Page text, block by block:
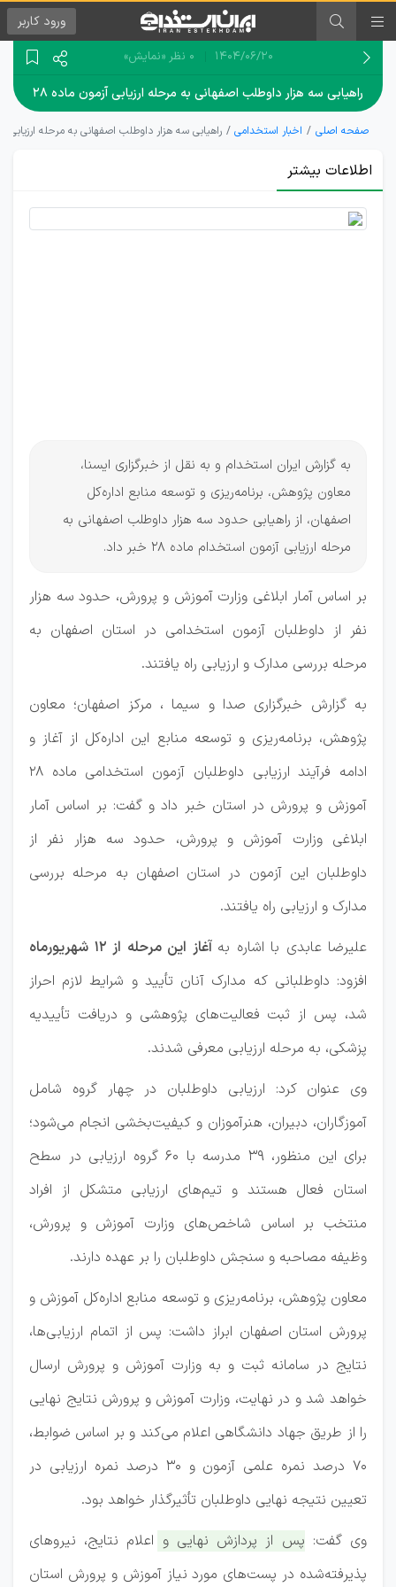
ورود کاربر
۱۴۰۴/۰۶/۲۰ 0 نظر «نمایش»
راهیابی سه هزار داوطلب اصفهانی به مرحله ارزیابی آزمون ماده ۲۸
صفحه اصلی اخبار استخدامی راهیابی سه هزار داوطلب اصفهانی به مرحله ارزیابی
اطلاعات بیشتر
آمار
به گزارش ایران استخدام و به نقل از خبرگزاری ایسنا،
معاون پژوهش، برنامه‌ریزی و توسعه منابع اداره‌کل
اصفهان، از راهیابی حدود سه هزار داوطلب اصفهانی به
مرحله ارزیابی آزمون استخدام ماده ۲۸ خبر داد.
بر اساس آمار ابلاغی وزارت آموزش و پرورش، حدود سه هزار
نفر از داوطلبان آزمون استخدامی در استان اصفهان به
مرحله بررسی مدارک و ارزیابی راه یافتند.
به گزارش خبرگزاری صدا و سیما ، مرکز اصفهان؛ معاون
پژوهش، برنامه‌ریزی و توسعه منابع این اداره‌کل از آغاز و
ادامه فرآیند ارزیابی داوطلبان آزمون استخدامی ماده ۲۸
آموزش و پرورش در استان خبر داد و گفت: بر اساس آمار
ابلاغی وزارت آموزش و پرورش، حدود سه هزار نفر از
داوطلبان این آزمون در استان اصفهان به مرحله بررسی
مدارک و ارزیابی راه یافتند.
علیرضا عابدی با اشاره به آغاز این مرحله از ۱۲ شهریورماه
افزود: داوطلبانی که مدارک آنان تأیید و شرایط لازم احراز
شد، پس از ثبت فعالیت‌های پژوهشی و دریافت تأییدیه
پزشکی، به مرحله ارزیابی معرفی شدند.
وی عنوان کرد: ارزیابی داوطلبان در چهار گروه شامل
آموزگاران، دبیران، هنرآموزان و کیفیت‌بخشی انجام می‌شود؛
برای این منظور، ۳۹ مدرسه با ۶۰ گروه ارزیابی در سطح
استان فعال هستند و تیم‌های ارزیابی متشکل از افراد
منتخب بر اساس شاخص‌های وزارت آموزش و پرورش،
وظیفه مصاحبه و سنجش داوطلبان را بر عهده دارند.
معاون پژوهش، برنامه‌ریزی و توسعه منابع اداره‌کل آموزش و
پرورش استان اصفهان ابراز داشت: پس از اتمام ارزیابی‌ها،
نتایج در سامانه ثبت و به وزارت آموزش و پرورش ارسال
خواهد شد و در نهایت، وزارت آموزش و پرورش نتایج نهایی
را از طریق جهاد دانشگاهی اعلام می‌کند و بر اساس ضوابط،
۷۰ درصد نمره علمی آزمون و ۳۰ درصد نمره ارزیابی در
تعیین نتیجه نهایی داوطلبان تأثیرگذار خواهد بود.
وی گفت: پس از پردازش نهایی و اعلام نتایج، نیرو‌های
پذیرفته‌شده در پست‌های مورد نیاز آموزش و پرورش استان